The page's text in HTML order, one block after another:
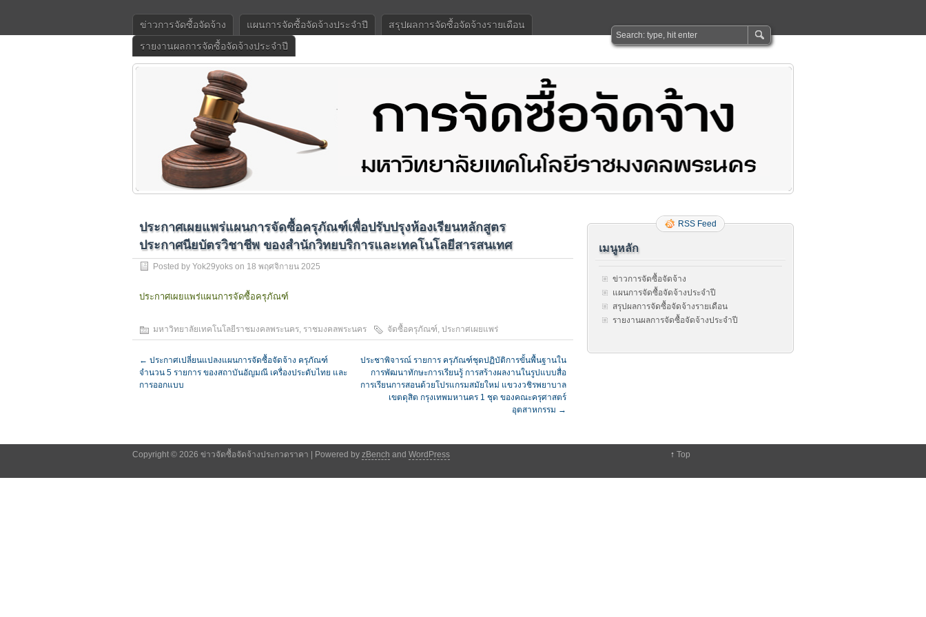
ข่าวการจัดซื้อจัดจ้าง แผนการจัดซื้อจัดจ้างประจำปี
สรุปผลการจัดซื้อจัดจ้างรายเดือน
รายงานผลการจัดซื้อจัดจ้างประจำปี
ประกาศเผยแพร่แผนการจัดซื้อครุภัณฑ์เพื่อปรับปรุงห้องเรียนหลักสูตร
ประกาศนียบัตรวิชาชีพ ของสำนักวิทยบริการและเทคโนโลยีสารสนเทศ
Posted by Yok29yoks on 18 พฤศจิกายน 2025
ประกาศเผยแพร่แผนการจัดซื้อครุภัณฑ์
มหาวิทยาลัยเทคโนโลยีราชมงคลพระนคร, ราชมงคลพระนคร จัดซื้อครุภัณฑ์, ประกาศเผยแพร่
← ประกาศเปลี่ยนแปลงแผนการจัดซื้อจัดจ้าง ครุภัณฑ์
จำนวน 5 รายการ ของสถาบันอัญมณี เครื่องประดับไทย และ
การออกแบบ
ประชาพิจารณ์ รายการ ครุภัณฑ์ชุดปฏิบัติการขั้นพื้นฐานใน
การพัฒนาทักษะการเรียนรู้ การสร้างผลงานในรูปแบบสื่อ
การเรียนการสอนด้วยโปรแกรมสมัยใหม่ แขวงวชิรพยาบาล
เขตดุสิต กรุงเทพมหานคร 1 ชุด ของคณะครุศาสตร์
อุตสาหกรรม →
RSS Feed
เมนูหลัก
ข่าวการจัดซื้อจัดจ้าง
แผนการจัดซื้อจัดจ้างประจำปี
สรุปผลการจัดซื้อจัดจ้างรายเดือน
รายงานผลการจัดซื้อจัดจ้างประจำปี
Copyright © 2026 ข่าวจัดซื้อจัดจ้างประกวดราคา | Powered by zBench and WordPress ↑ Top